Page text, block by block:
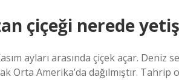
çiçeği nerede
ayları arasında çiçek açar.
Orta Amerika’da dağılmıştır.